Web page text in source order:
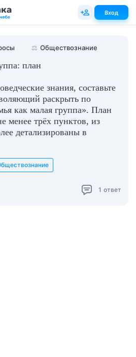
⚖️ Обществознание
план
знания, составьте
раскрыть по
как малая группа». План
менее трёх пунктов, из
детализированы в
1 ответ
Вход